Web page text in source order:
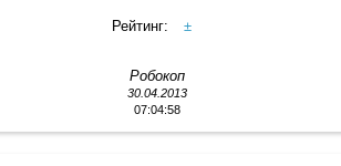
Рейтинг:
±
Робокоп
30.04.2013
07:04:58